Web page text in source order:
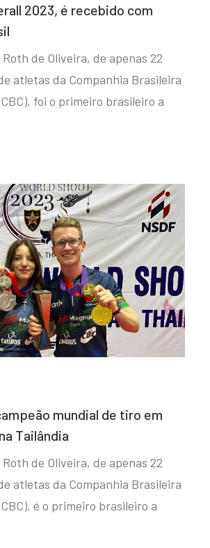
2023, é recebido com
de Oliveira, de apenas 22
atletas da Companhia Brasileira
foi o primeiro brasileiro a
mundial de tiro em
Tailândia
de Oliveira, de apenas 22
atletas da Companhia Brasileira
é o primeiro brasileiro a